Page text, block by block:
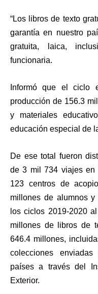
“Los libros de texto
garantía en nuestro
gratuita, laica,
funcionaria.
Informó que el ciclo
producción de 156.3
y materiales
educación especial de
De ese total fueron
de 3 mil 734 viajes en
123 centros de
millones de alumnos
los ciclos 2019-2020
millones de libros de
646.4 millones,
colecciones
países a través del
Exterior.